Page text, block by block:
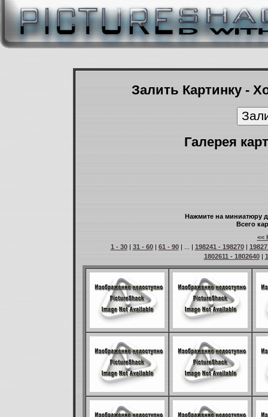
Залить Картинку -
Галерея
Нажмите на миниатюру
Всего
<<
1 - 30| 31 - 60| 61 - 90| ... | 198241 - 198270|
1802611 - 1802640|